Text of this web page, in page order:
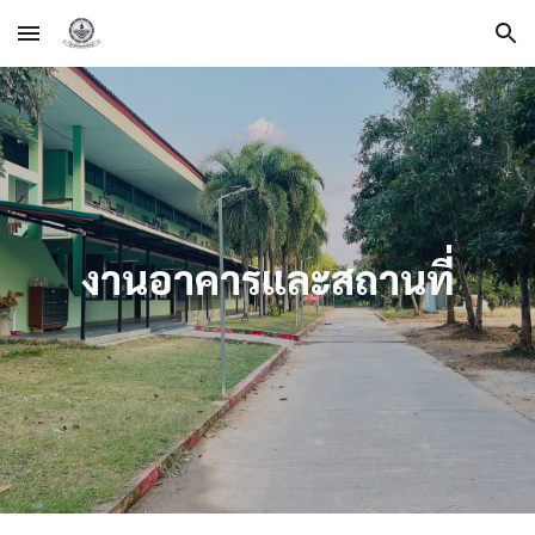
Skip to main content Skip to navigation
งานอาคารและสถานที่